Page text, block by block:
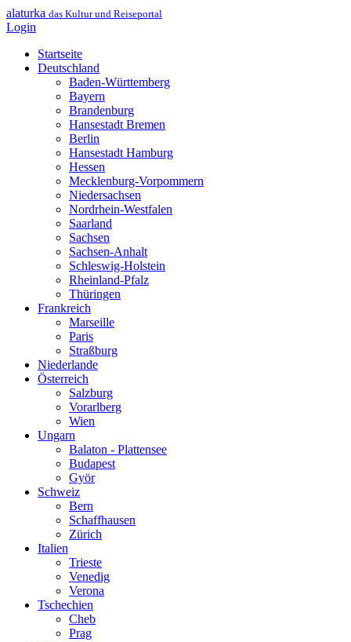
alaturka das Kultur und Reiseportal
Login
Startseite
Deutschland
Baden-Württemberg
Bayern
Brandenburg
Hansestadt Bremen
Berlin
Hansestadt Hamburg
Hessen
Mecklenburg-Vorpommern
Niedersachsen
Nordrhein-Westfalen
Saarland
Sachsen
Sachsen-Anhalt
Schleswig-Holstein
Rheinland-Pfalz
Thüringen
Frankreich
Marseille
Paris
Straßburg
Niederlande
Österreich
Salzburg
Vorarlberg
Wien
Ungarn
Balaton - Plattensee
Budapest
Györ
Schweiz
Bern
Schaffhausen
Zürich
Italien
Trieste
Venedig
Verona
Tschechien
Cheb
Prag